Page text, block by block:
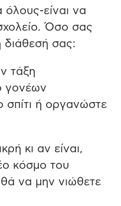
όλους-είναι να
Όσο σας
διάθεσή σας:
τάξη
γονέων
σπίτι ή οργανώστε
κι αν είναι,
κόσμο του
να μην νιώθετε